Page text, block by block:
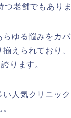
老舗でもありま
らゆる悩みをカ
揃えられており
ります。
い人気クリニッ